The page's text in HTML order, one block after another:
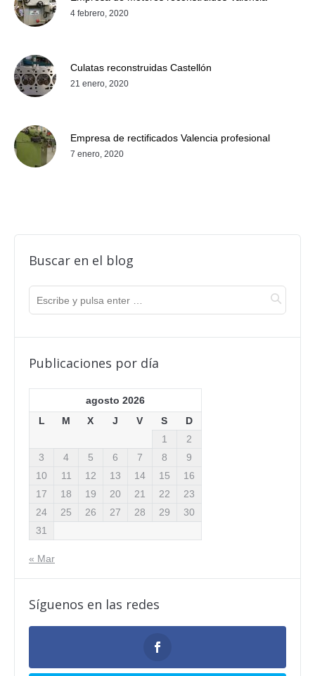
4 febrero, 2020
Culatas reconstruidas Castellón
21 enero, 2020
Empresa de rectificados Valencia profesional
7 enero, 2020
Buscar en el blog
Publicaciones por día
agosto 2026
L
M X J V S
D
1
2
3
4 5 6 7 8
9
10
11 12 13 14 15
16
17
18 19 20 21 22
23
24
25 26 27 28 29
30
31
« Mar
Síguenos en las redes